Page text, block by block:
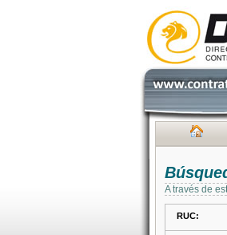
A través de
RUC: